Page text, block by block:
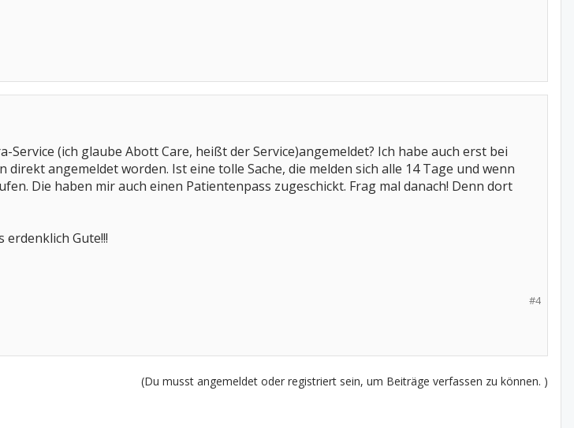
(ich glaube Abott Care, heißt der Service)angemeldet? Ich habe auch erst bei
angemeldet worden. Ist eine tolle Sache, die melden sich alle 14 Tage und wenn
Die haben mir auch einen Patientenpass zugeschickt. Frag mal danach! Denn dort
Gute!!!
#4
(Du musst angemeldet oder registriert sein, um Beiträge verfassen zu können. )